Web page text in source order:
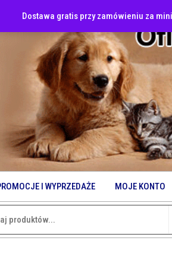
Dostawa gratis przy zamówieniu za
I WYPRZEDAŻE MOJE KONTO